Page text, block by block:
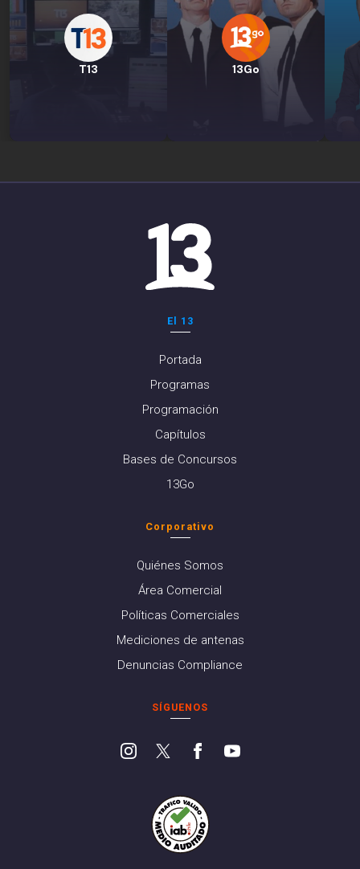
T13 13Go
El 13
Portada
Programas
Programación
Capítulos
Bases de Concursos
13Go
Corporativo
Quiénes Somos
Área Comercial
Políticas Comerciales
Mediciones de antenas
Denuncias Compliance
SÍGUENOS